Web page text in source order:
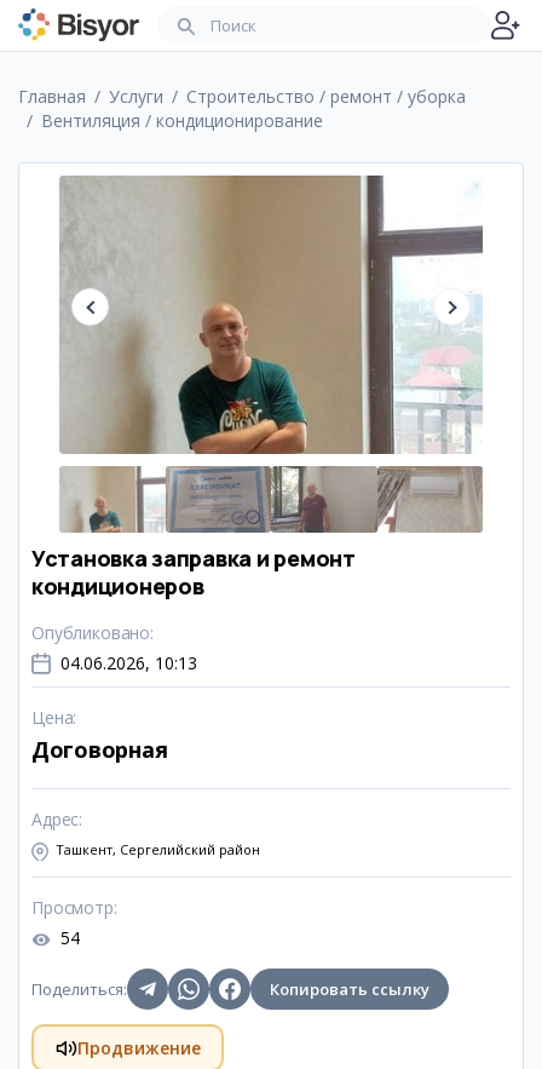
Главная Услуги
Строительство / ремонт / уборка
Вентиляция / кондиционирование
Установка заправка и ремонт
кондиционеров
Опубликовано:
04.06.2026, 10:13
Цена:
Договорная
Адрес:
Ташкент, Сергелийский район
Просмотр:
54
Поделиться: Копировать ссылку
Продвижение